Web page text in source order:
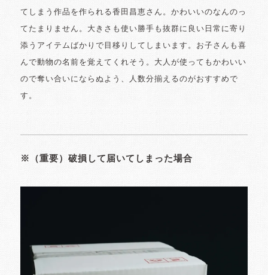
てしまう作品を作られる香田昌恵さん。かわいいのなんのっ
てたまりません。大きさも使い勝手も抜群に良い日常に寄り
添うアイテムばかりで目移りしてしまいます。お子さんも喜
んで動物の名前を覚えてくれそう。大人が使ってもかわいい
ので奪い合いにならぬよう、人数分揃えるのがおすすめで
す。
※（重要）破損して届いてしまった場合